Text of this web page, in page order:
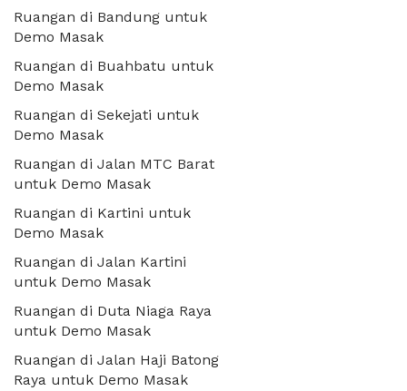
Ruangan di Bandung untuk
Demo Masak
Ruangan di Buahbatu untuk
Demo Masak
Ruangan di Sekejati untuk
Demo Masak
Ruangan di Jalan MTC Barat
untuk Demo Masak
Ruangan di Kartini untuk
Demo Masak
Ruangan di Jalan Kartini
untuk Demo Masak
Ruangan di Duta Niaga Raya
untuk Demo Masak
Ruangan di Jalan Haji Batong
Raya untuk Demo Masak